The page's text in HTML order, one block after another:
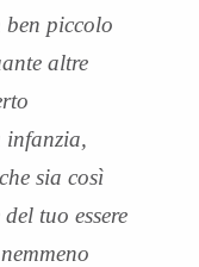
ben piccolo
altre
infanzia,
sia così
tuo essere